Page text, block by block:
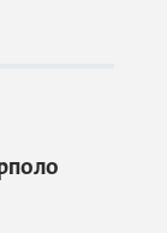
има "x